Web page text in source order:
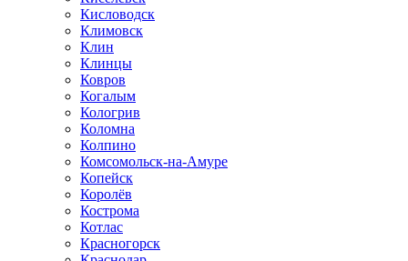
Кисловодск
Климовск
Клин
Клинцы
Ковров
Когалым
Кологрив
Коломна
Колпино
Комсомольск-на-Амуре
Копейск
Королёв
Кострома
Котлас
Красногорск